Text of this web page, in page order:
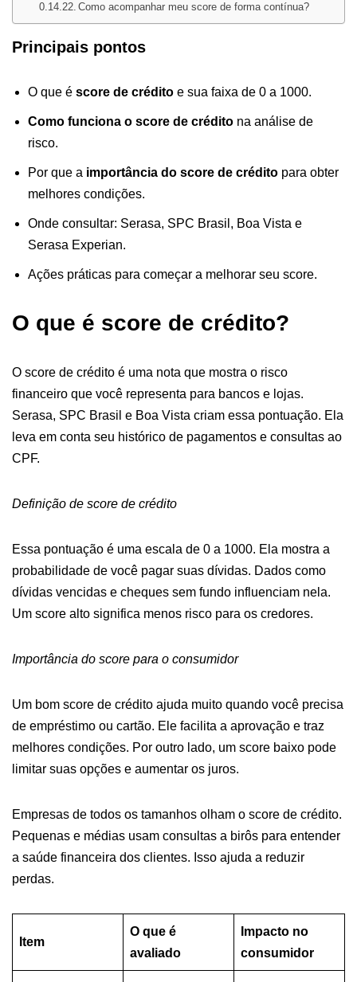
Como acompanhar meu score de forma contínua?
Principais pontos
O que é score de crédito e sua faixa de 0 a 1000.
Como funciona o score de crédito na análise de
risco.
Por que a importância do score de crédito para obter
melhores condições.
Onde consultar: Serasa, SPC Brasil, Boa Vista e
Serasa Experian.
Ações práticas para começar a melhorar seu score.
O que é score de crédito?
O score de crédito é uma nota que mostra o risco
financeiro que você representa para bancos e lojas.
Serasa, SPC Brasil e Boa Vista criam essa pontuação. Ela
leva em conta seu histórico de pagamentos e consultas ao
CPF.
Definição de score de crédito
Essa pontuação é uma escala de 0 a 1000. Ela mostra a
probabilidade de você pagar suas dívidas. Dados como
dívidas vencidas e cheques sem fundo influenciam nela.
Um score alto significa menos risco para os credores.
Importância do score para o consumidor
Um bom score de crédito ajuda muito quando você precisa
de empréstimo ou cartão. Ele facilita a aprovação e traz
melhores condições. Por outro lado, um score baixo pode
limitar suas opções e aumentar os juros.
Empresas de todos os tamanhos olham o score de crédito.
Pequenas e médias usam consultas a birôs para entender
a saúde financeira dos clientes. Isso ajuda a reduzir
perdas.
Item
O que é
avaliado
Impacto no
consumidor